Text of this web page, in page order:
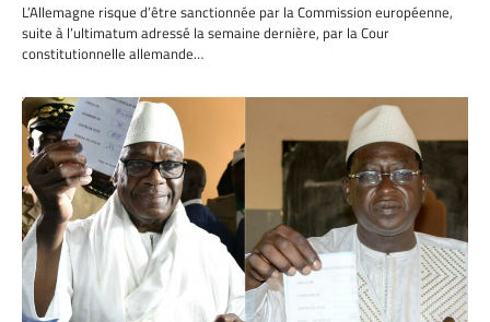
L’Allemagne risque d’être sanctionnée par la Commission européenne,
suite à l’ultimatum adressé la semaine dernière, par la Cour
constitutionnelle allemande…